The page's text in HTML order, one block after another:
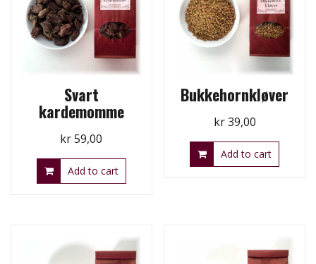
Svart
kardemomme
kr59,00
Add to cart
Bukkehornkløver
kr39,00
Add to cart